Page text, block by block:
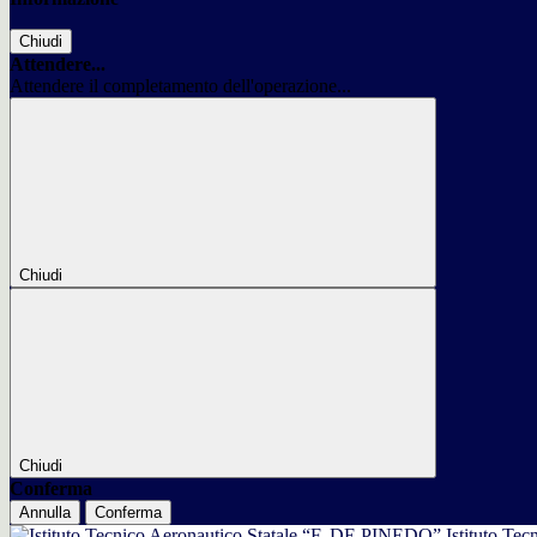
Chiudi
Attendere...
Attendere il completamento dell'operazione...
Chiudi
Chiudi
Conferma
Annulla Conferma